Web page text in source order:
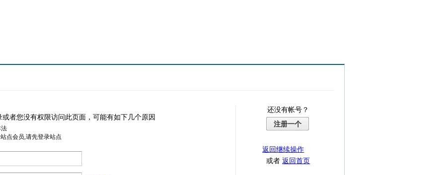
或者您没有权限访问此页面，可能有如下几个原因
点会员,请先登录站点
还没有帐号？
注册一个
返回继续操作
或者返回首页